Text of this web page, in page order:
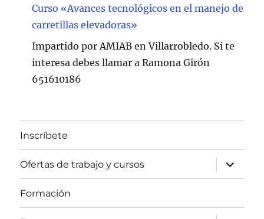
Curso «Avances tecnológicos en el manejo de
carretillas elevadoras»
Impartido por AMIAB en Villarrobledo. Si te
interesa debes llamar a Ramona Girón
651610186
Inscríbete
Ofertas de trabajo y cursos
expande
el
menú
Formación